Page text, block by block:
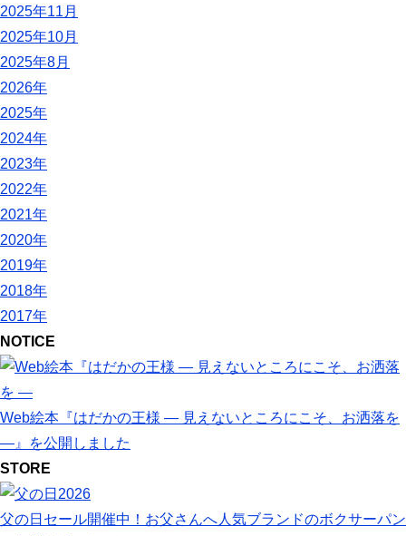
2025年11月
2025年10月
2025年8月
2026年
2025年
2024年
2023年
2022年
2021年
2020年
2019年
2018年
2017年
NOTICE
Web絵本『はだかの王様 ― 見えないところにこそ、お洒落を
―』を公開しました
STORE
父の日セール開催中！お父さんへ人気ブランドのボクサーパン